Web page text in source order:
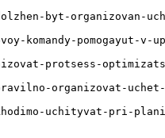
byt-organizovan-
komandy-pomogayut-v-
protsess-
pravilno-organizovat-
uchityvat-pri-